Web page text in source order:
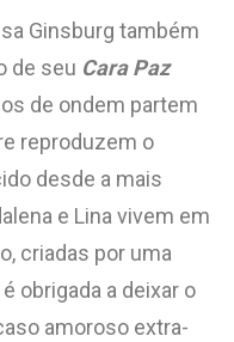
Ginsburg também
de seu Cara Paz
de ondem partem
reproduzem o
desde a mais
e Lina vivem em
criadas por uma
obrigada a deixar o
amoroso extra-